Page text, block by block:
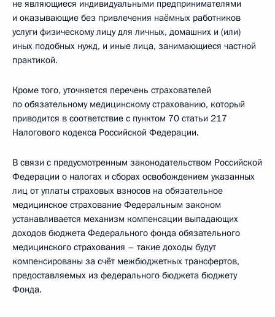
не являющиеся индивидуальными предпринимателями
и оказывающие без привлечения наёмных работников
услуги физическому лицу для личных, домашних и (или)
иных подобных нужд, и иные лица, занимающиеся частной
практикой.
Кроме того, уточняется перечень страхователей
по обязательному медицинскому страхованию, который
приводится в соответствие с пунктом 70 статьи 217
Налогового кодекса Российской Федерации.
В связи с предусмотренным законодательством Российской
Федерации о налогах и сборах освобождением указанных
лиц от уплаты страховых взносов на обязательное
медицинское страхование Федеральным законом
устанавливается механизм компенсации выпадающих
доходов бюджета Федерального фонда обязательного
медицинского страхования – такие доходы будут
компенсированы за счёт межбюджетных трансфертов,
предоставляемых из федерального бюджета бюджету
Фонда.